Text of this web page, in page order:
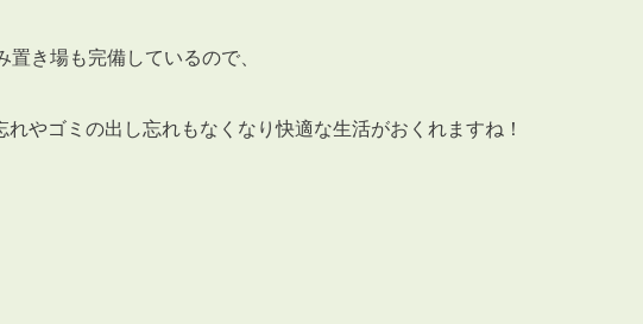
）
き場も完備しているので、
やゴミの出し忘れもなくなり快適な生活がおくれますね！